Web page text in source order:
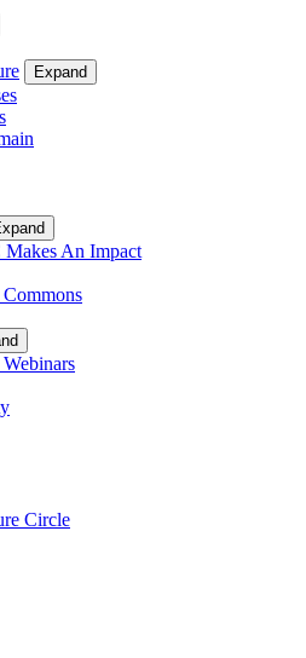
Expand
Makes An Impact
Commons
Circle